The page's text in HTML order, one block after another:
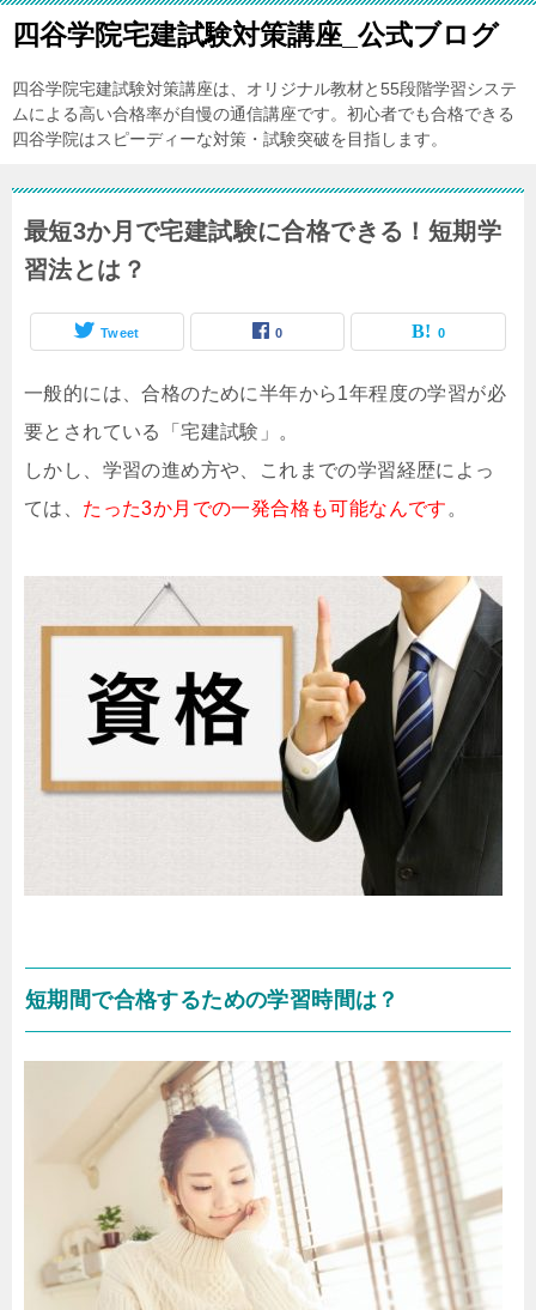
四谷学院宅建試験対策講座_公式ブログ
四谷学院宅建試験対策講座は、オリジナル教材と55段階学習システ
ムによる高い合格率が自慢の通信講座です。初心者でも合格できる
四谷学院はスピーディーな対策・試験突破を目指します。
最短3か月で宅建試験に合格できる！短期学
習法とは？
Tweet 0 0
一般的には、合格のために半年から1年程度の学習が必
要とされている「宅建試験」。
しかし、学習の進め方や、これまでの学習経歴によっ
ては、 たった3か月での一発合格も可能なんです 。
短期間で合格するための学習時間は？